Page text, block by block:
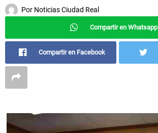
Por Noticias Ciudad Real
Compartir en Whatsapp
Compartir en Facebook